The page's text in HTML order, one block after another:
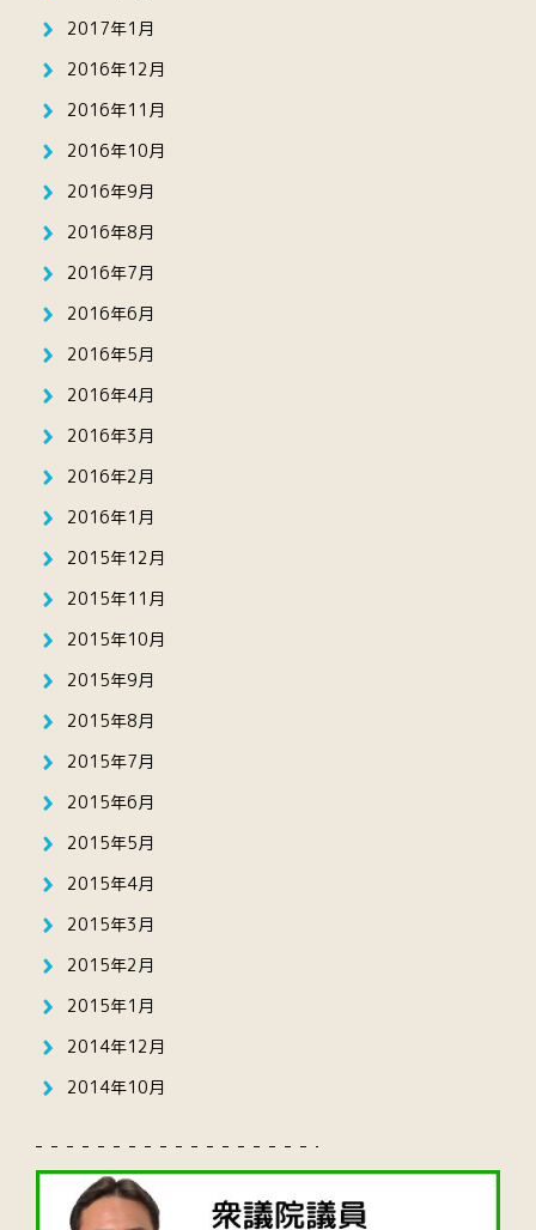
2017年1月
2016年12月
2016年11月
2016年10月
2016年9月
2016年8月
2016年7月
2016年6月
2016年5月
2016年4月
2016年3月
2016年2月
2016年1月
2015年12月
2015年11月
2015年10月
2015年9月
2015年8月
2015年7月
2015年6月
2015年5月
2015年4月
2015年3月
2015年2月
2015年1月
2014年12月
2014年10月